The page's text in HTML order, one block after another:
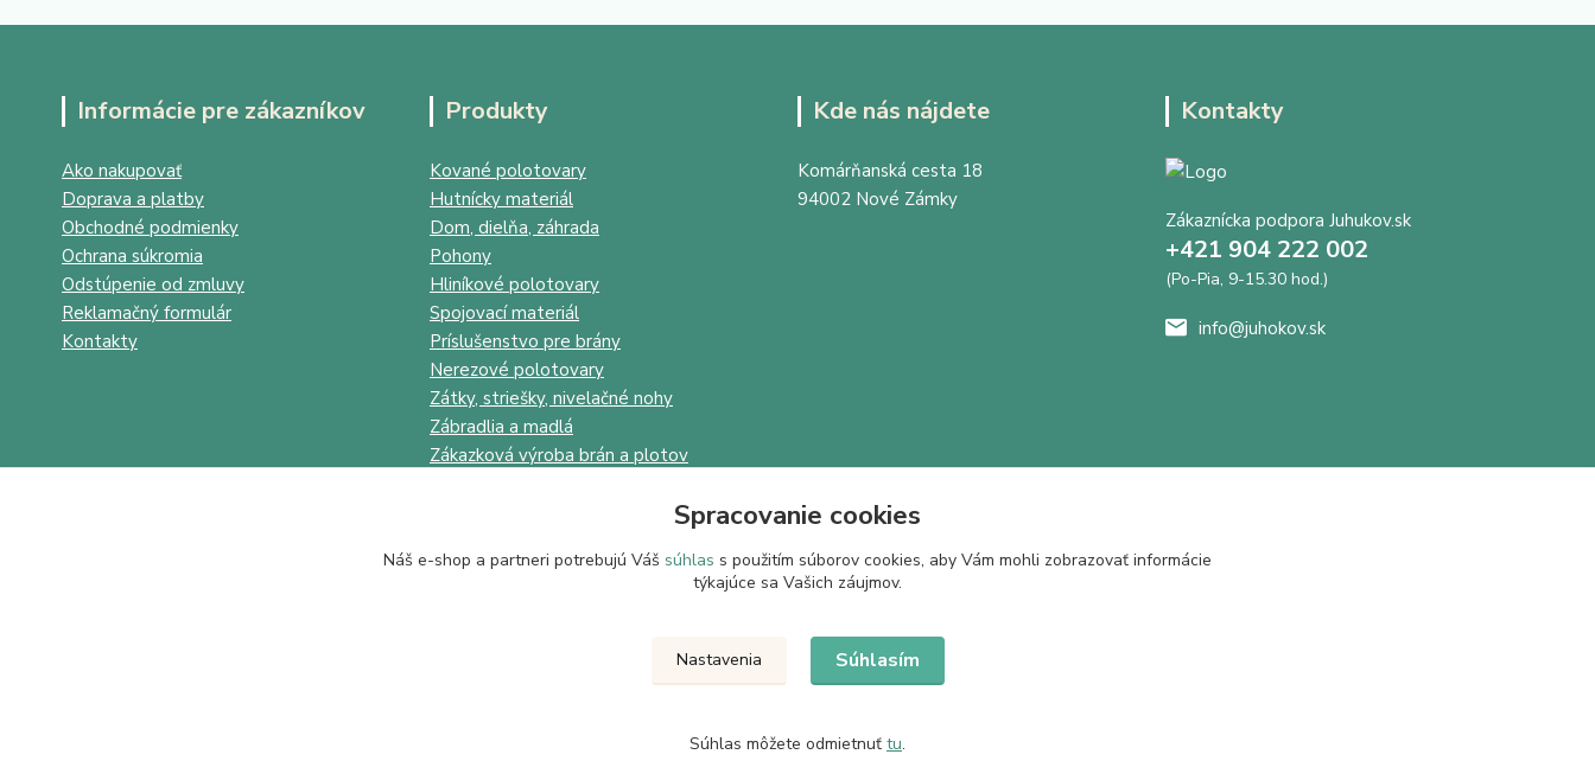
Informácie pre zákazníkov
Ako nakupovať
Doprava a platby
Obchodné podmienky
Ochrana súkromia
Odstúpenie od zmluvy
Reklamačný formulár
Kontakty
Produkty
Kované polotovary
Hutnícky materiál
Dom, dielňa, záhrada
Pohony
Hliníkové polotovary
Spojovací materiál
Príslušenstvo pre brány
Nerezové polotovary
Zátky, striešky, nivelačné nohy
Zábradlia a madlá
Zákazková výroba brán a plotov
Kde nás nájdete
Komárňanská cesta 18
94002 Nové Zámky
Kontakty
Zákaznícka podpora Juhukov.sk
+421 904 222 002
(Po-Pia, 9-15.30 hod.)
info@juhokov.sk
Upravit sběr cookies.
Spracovanie cookies
Náš e-shop a partneri potrebujú Váš súhlas s použitím súborov cookies, aby Vám mohli zobrazovať informácie
týkajúce sa Vašich záujmov.
Nastavenia Súhlasím
Súhlas môžete odmietnuť tu.